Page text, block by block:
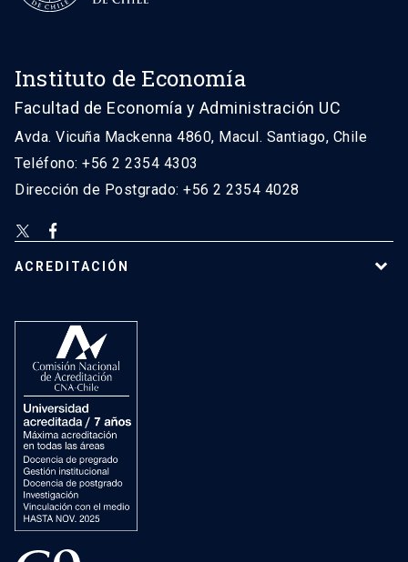
Instituto de Economía
Facultad de Economía y Administración UC
Avda. Vicuña Mackenna 4860, Macul. Santiago, Chile
Teléfono: +56 2 2354 4303
Dirección de Postgrado: +56 2 2354 4028
ACREDITACIÓN